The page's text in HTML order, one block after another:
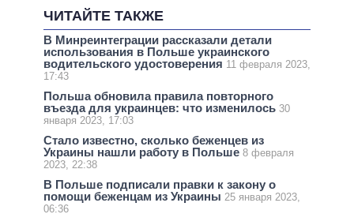
ЧИТАЙТЕ ТАКЖЕ
В Минреинтеграции рассказали детали
использования в Польше украинского
водительского удостоверения 11 февраля 2023,
17:43
Польша обновила правила повторного
въезда для украинцев: что изменилось 30
января 2023, 17:03
Стало известно, сколько беженцев из
Украины нашли работу в Польше 8 февраля
2023, 22:38
В Польше подписали правки к закону о
помощи беженцам из Украины 25 января 2023,
06:36